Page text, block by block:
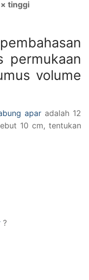
tinggi
permukaan
volume
aparadalah 12
10 cm, tentukan
?